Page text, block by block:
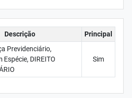
Descrição Principal
Previdenciário,
Espécie, DIREITO
Sim